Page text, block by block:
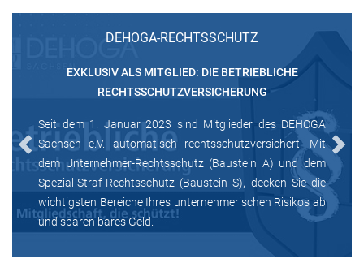
DEHOGA-RECHTSSCHUTZ
EXKLUSIV ALS MITGLIED: DIE BETRIEBLICHE
RECHTSSCHUTZVERSICHERUNG
Seit dem 1. Januar 2023 sind Mitglieder des DEHOGA
Sachsen e.V. automatisch rechtsschutzversichert. Mit
dem Unternehmer-Rechtsschutz (Baustein A) und dem
Spezial-Straf-Rechtsschutz (Baustein S), decken Sie die
wichtigsten Bereiche Ihres unternehmerischen Risikos ab
und sparen bares Geld.
Previous Next